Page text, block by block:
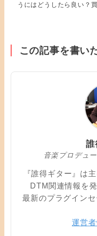
うにはどうしたら良い？
この記事を書い
誰
音楽プロデュ
『誰得ギター』は
DTM関連情報を
最新のプラグイン
運営